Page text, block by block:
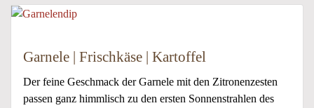
Garnele | Frischkäse | Kartoffel
Der feine Geschmack der Garnele mit den Zitronenzesten
passen ganz himmlisch zu den ersten Sonnenstrahlen des